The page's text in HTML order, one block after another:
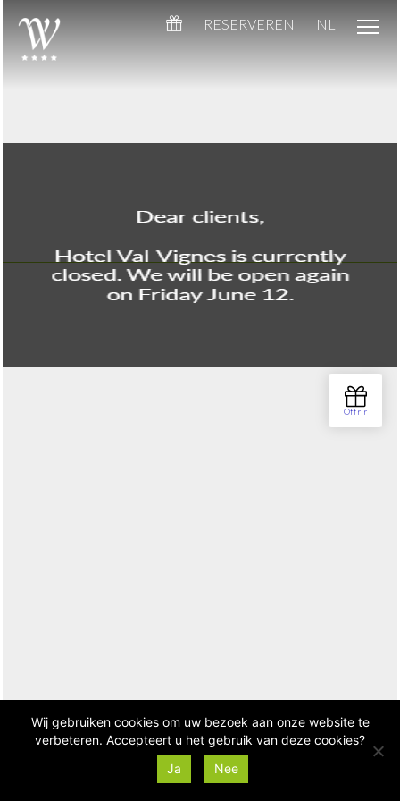
RESERVEREN NL
Wij gebruiken cookies om uw bezoek aan onze website te
verbeteren. Accepteert u het gebruik van deze cookies?
Ja
Nee